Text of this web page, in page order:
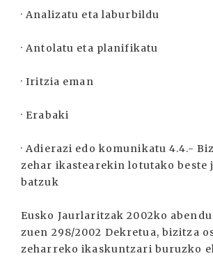
· Analizatu eta laburbildu
· Antolatu eta planifikatu
· Iritzia eman
· Erabaki
· Adierazi edo komunikatu 4.4.-
zehar ikastearekin lotutako beste
batzuk
Eusko Jaurlaritzak 2002ko
zuen 298/2002 Dekretua, bizitza
zeharreko ikaskuntzari buruzko